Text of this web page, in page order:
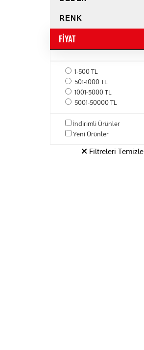
RENK
FIYAT
1-500 TL
501-1000 TL
1001-5000 TL
5001-50000 TL
İndirimli Ürünler
Yeni Ürünler
Filtreleri Temizle